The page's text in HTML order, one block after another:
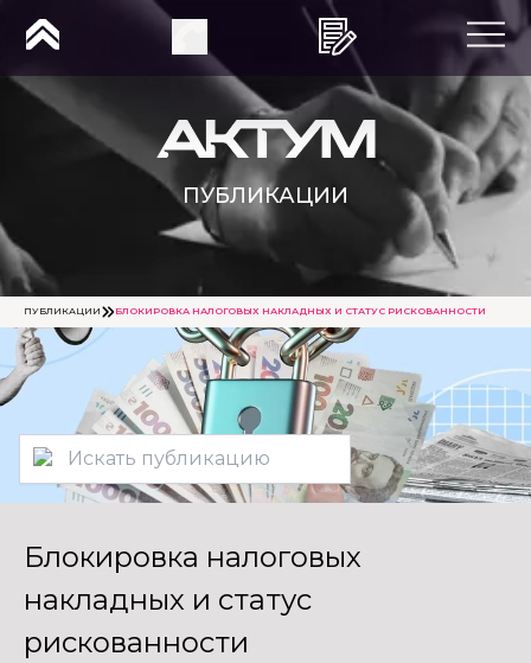
ПУБЛИКАЦИИ
ПУБЛИКАЦИИ БЛОКИРОВКА НАЛОГОВЫХ НАКЛАДНЫХ И СТАТУС РИСКОВАННОСТИ
Блокировка налоговых
накладных и статус
рискованности